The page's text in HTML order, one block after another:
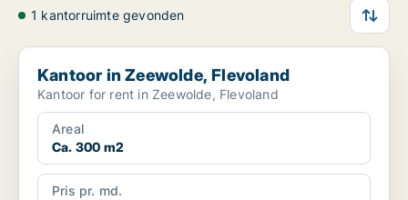
1 kantorruimte gevonden
Kantoor in Zeewolde, Flevoland
Kantoor in Zeewolde, Flevoland
Kantoor for rent in Zeewolde, Flevoland
Areal
Ca. 300 m2
Pris pr. md.